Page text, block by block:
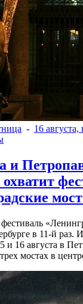
- 16 августа,
и
в 11-й раз.
и 16 августа в
мостах в